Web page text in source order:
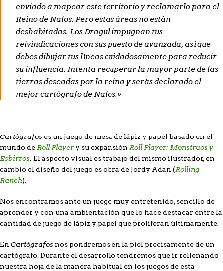
enviado a mapear este territorio y reclamarlo para el
Reino de Nalos. Pero estas áreas no están
deshabitadas. Los Dragul impugnan tus
reivindicaciones con sus puesto de avanzada, así que
debes dibujar tus líneas cuidadosamente para reducir
su influencia. Intenta recuperar la mayor parte de las
tierras deseadas por la reina y serás declarado el
mejor cartógrafo de Nalos.»
Cartógrafos es un juego de mesa de lápiz y papel basado en el
mundo deRoll Player y su expansión Roll Player: Monstruos y
Esbirros. El aspecto visual es trabajo del mismo ilustrador, en
cambio el diseño del juego es obra de Jordy Adan (Rolling
Ranch).
Nos encontramos ante un juego muy entretenido, sencillo de
aprender y con una ambientación que lo hace destacar entre la
cantidad de juego de lápiz y papel que proliferan últimamente.
En Cartógrafos nos pondremos en la piel precisamente de un
cartógrafo. Durante el desarrollo tendremos que ir rellenando
nuestra hoja de la manera habitual en los juegos de esta